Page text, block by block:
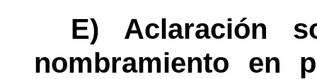
E) Aclaración
nombramiento en